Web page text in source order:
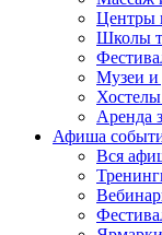
Центры
Школы
Музеи и
Аренда
Афиша
Вся